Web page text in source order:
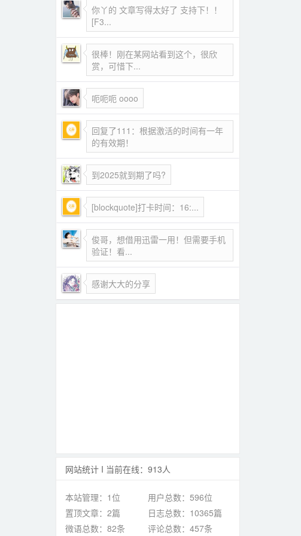
你丫的 文章写得太好了 支持下！！
[F3...
很棒！刚在某网站看到这个，很欣
赏，可惜下...
呃呃呃 oooo
回复了111：根据激活的时间有一年
的有效期！
到2025就到期了吗?
[blockquote]打卡时间：16:...
俊哥，想借用迅雷一用！但需要手机
验证！看...
感谢大大的分享
网站统计 I 当前在线：913人
本站管理：1位
用户总数：596位
置顶文章：2篇
日志总数：10365篇
微语总数：82条
评论总数：457条